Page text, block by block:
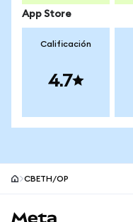
App Store
Calificación
4.7
CBETH/OP